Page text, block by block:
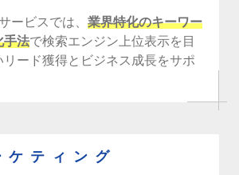
ービスでは、 業界特化のキーワー
手法で検索エンジン上位表示を目
ード獲得とビジネス成長をサポ
ティング